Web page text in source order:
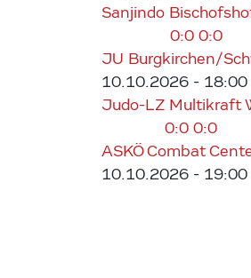
Sanjindo
0:0 0:0
JU Burgkirchen/
10.10.2026 - 18:00
Judo-LZ Multikraft
0:0 0:0
ASKÖ Combat
10.10.2026 - 19:00